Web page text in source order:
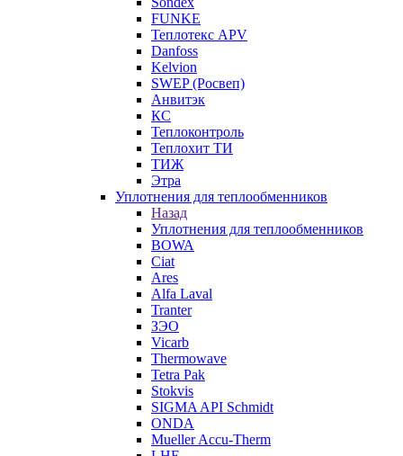
FUNKE
Теплотекс APV
Danfoss
Kelvion
SWEP (Росвеп)
Анвитэк
КС
Теплоконтроль
Теплохит ТИ
ТИЖ
Этра
Уплотнения для теплообменников
Назад
Уплотнения для теплообменников
BOWA
Ciat
Ares
Alfa Laval
Tranter
ЗЭО
Vicarb
Thermowave
Tetra Pak
Stokvis
SIGMA API Schmidt
ONDA
Mueller Accu-Therm